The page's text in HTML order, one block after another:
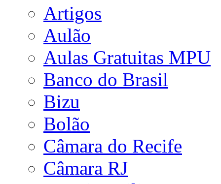
Artigos
Aulão
Aulas Gratuitas MPU
Banco do Brasil
Bizu
Bolão
Câmara do Recife
Câmara RJ